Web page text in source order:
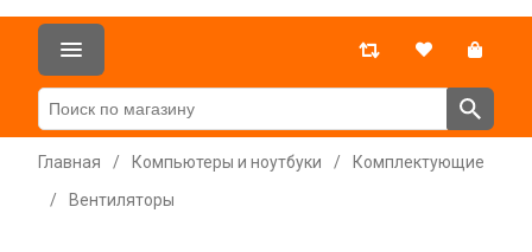
Главная / Компьютеры и ноутбуки /
Комплектующие
/
Вентиляторы